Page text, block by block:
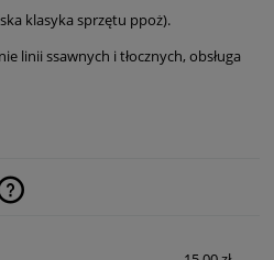
klasyka sprzętu ppoż).
linii ssawnych i tłocznych, obsługa
kosztów płatności